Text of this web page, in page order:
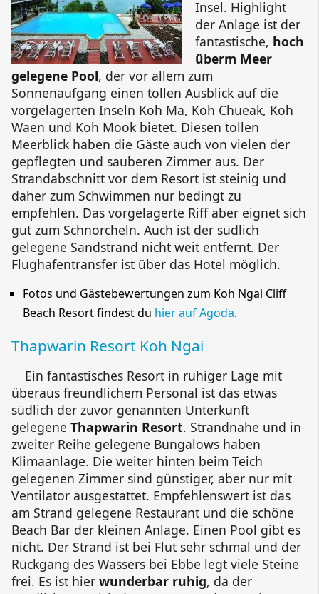
Insel. Highlight
der Anlage ist der
fantastische, hoch
überm Meer
gelegene Pool, der vor allem zum
Sonnenaufgang einen tollen Ausblick auf die
vorgelagerten Inseln Koh Ma, Koh Chueak, Koh
Waen und Koh Mook bietet. Diesen tollen
Meerblick haben die Gäste auch von vielen der
gepflegten und sauberen Zimmer aus. Der
Strandabschnitt vor dem Resort ist steinig und
daher zum Schwimmen nur bedingt zu
empfehlen. Das vorgelagerte Riff aber eignet sich
gut zum Schnorcheln. Auch ist der südlich
gelegene Sandstrand nicht weit entfernt. Der
Flughafentransfer ist über das Hotel möglich.
Fotos und Gästebewertungen zum Koh Ngai Cliff
Beach Resortfindest du hier auf Agoda.
Thapwarin Resort Koh Ngai
Ein fantastisches Resort in ruhiger Lage mit
überaus freundlichem Personal ist das etwas
südlich der zuvor genannten Unterkunft
gelegene Thapwarin Resort. Strandnahe und in
zweiter Reihe gelegene Bungalows haben
Klimaanlage. Die weiter hinten beim Teich
gelegenen Zimmer sind günstiger, aber nur mit
Ventilator ausgestattet. Empfehlenswert ist das
am Strand gelegene Restaurant und die schöne
Beach Bar der kleinen Anlage. Einen Pool gibt es
nicht. Der Strand ist bei Flut sehr schmal und der
Rückgang des Wassers bei Ebbe legt viele Steine
frei. Es ist hier wunderbar ruhig, da der